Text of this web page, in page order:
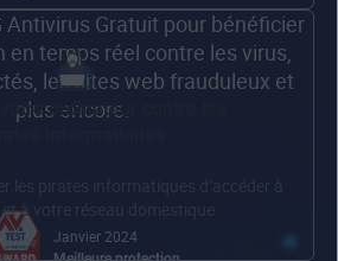
Antivirus Gratuit pour bénéficier
en temps réel contre les virus,
les sites web frauduleux et
plus encore.
Janvier 2024
votre ordinateur contre les
et à votre réseau domestique.